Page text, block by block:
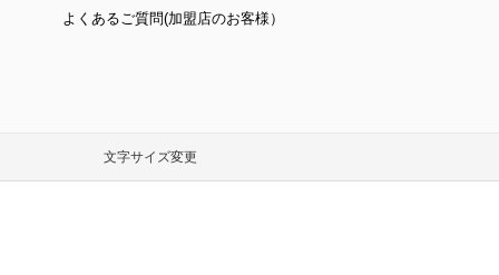
よくあるご質問(加盟店のお客様）
文字サイズ変更